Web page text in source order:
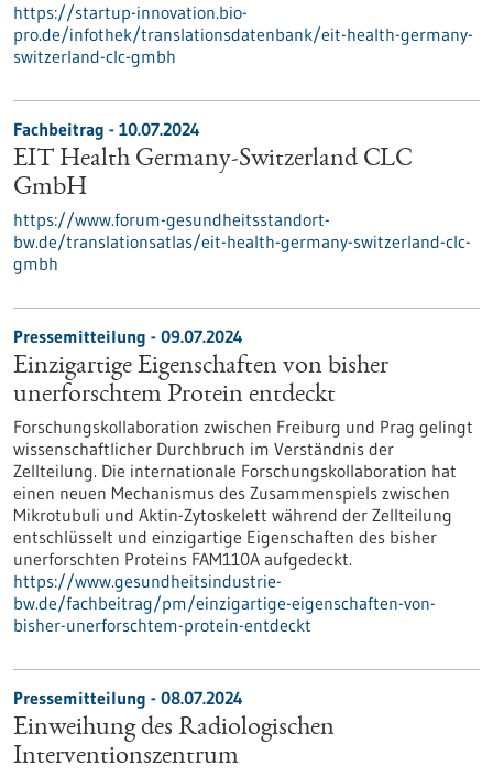
https://startup-innovation.bio-
pro.de/infothek/translationsdatenbank/eit-health-germany-
switzerland-clc-gmbh
Fachbeitrag - 10.07.2024
EIT Health Germany-Switzerland CLC
GmbH
https://www.forum-gesundheitsstandort-
bw.de/translationsatlas/eit-health-germany-switzerland-clc-
gmbh
Pressemitteilung - 09.07.2024
Einzigartige Eigenschaften von bisher
unerforschtem Protein entdeckt
Forschungskollaboration zwischen Freiburg und Prag gelingt
wissenschaftlicher Durchbruch im Verständnis der
Zellteilung. Die internationale Forschungskollaboration hat
einen neuen Mechanismus des Zusammenspiels zwischen
Mikrotubuli und Aktin-Zytoskelett während der Zellteilung
entschlüsselt und einzigartige Eigenschaften des bisher
unerforschten Proteins FAM110A aufgedeckt.
https://www.gesundheitsindustrie-
bw.de/fachbeitrag/pm/einzigartige-eigenschaften-von-
bisher-unerforschtem-protein-entdeckt
Pressemitteilung - 08.07.2024
Einweihung des Radiologischen
Interventionszentrum